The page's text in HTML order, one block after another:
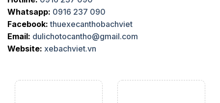
Whatsapp: 0916 237 090
Facebook: thuexecanthobachviet
Email: dulichotocantho@gmail.com
Website: xebachviet.vn